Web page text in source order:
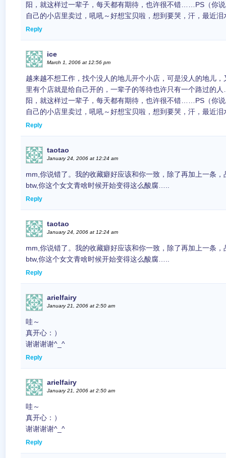
阳，就这样过一辈子，每天都有期待，也许很不错……PS（你
自己的小店里卖过，吼吼～好想宝贝啦，想到要哭，汗，最近泪
Reply
ice
March 1, 2006 at 12:56 pm
越来越不想工作，找个没人的地儿开个小店，可是没人的地儿
里有个店就是给自己开的，一辈子的等待也许只有一个路过的
阳，就这样过一辈子，每天都有期待，也许很不错……PS（你
自己的小店里卖过，吼吼～好想宝贝啦，想到要哭，汗，最近泪
Reply
taotao
January 24, 2006 at 12:24 am
mm,你说错了。我的收藏癖好应该和你一致，除了再加上一条，
btw,你这个女文青啥时候开始变得这么酸腐…..
Reply
taotao
January 24, 2006 at 12:24 am
mm,你说错了。我的收藏癖好应该和你一致，除了再加上一条，
btw,你这个女文青啥时候开始变得这么酸腐…..
Reply
arielfairy
January 21, 2006 at 2:50 am
哇～
真开心：）
谢谢谢谢^_^
Reply
arielfairy
January 21, 2006 at 2:50 am
哇～
真开心：）
谢谢谢谢^_^
Reply